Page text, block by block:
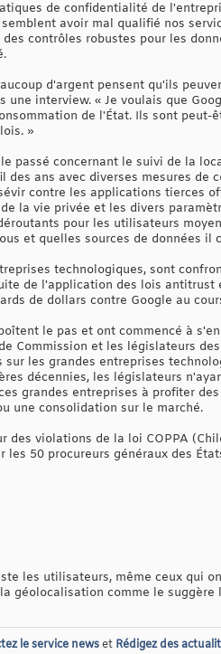
de confidentialité de
avoir mal qualifié nos
contrôles robustes pour les
d'argent pensent qu'ils
interview. « Je voulais que
de l'État. Ils sont peut-
»
passé concernant le suivi de la
ans avec diverses mesures de
contre les applications tierces
la vie privée et les divers
pour les utilisateurs
et quelles sources de données il
technologiques, sont
de l'application des lois antitrust
de dollars contre Google au
le pas et ont commencé à
Commission et les législateurs
les grandes entreprises
décennies, les législateurs
grandes entreprises à profiter
une consolidation sur le marché.
des violations de la loi COPPA
50 procureurs généraux des
les utilisateurs, même ceux qui
géolocalisation comme le
le service newset Rédigez des